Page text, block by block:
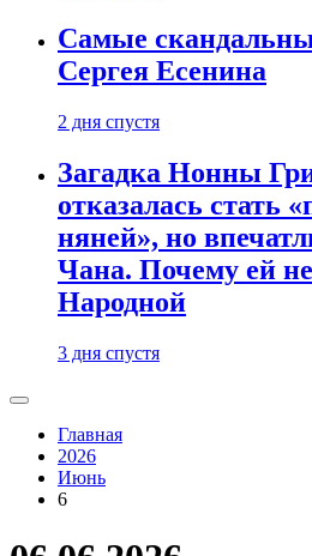
Самые
Сергея Есенина
2 дня спустя
Загадка Нонны
отказалась стать
няней», но
Чана. Почему ей
Народной
3 дня спустя
Главная
2026
Июнь
6